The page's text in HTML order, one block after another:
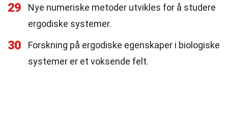
29
Nye numeriske metoder utvikles for å studere
ergodiske systemer.
30
Forskning på ergodiske egenskaper i biologiske
systemer er et voksende felt.